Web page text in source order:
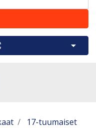
Avaa
17-tuumaiset